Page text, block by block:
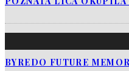
BYREDO FUTURE